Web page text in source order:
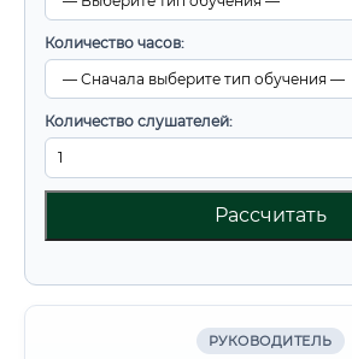
Количество часов:
Количество слушателей:
Рассчитать
РУКОВОДИТЕЛЬ